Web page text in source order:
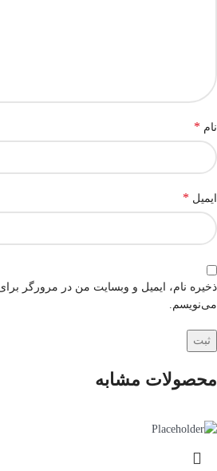
نام *
ایمیل *
ذخیره نام، ایمیل و وبسایت من در مرورگر
می‌نویسم.
محصولات مشابه